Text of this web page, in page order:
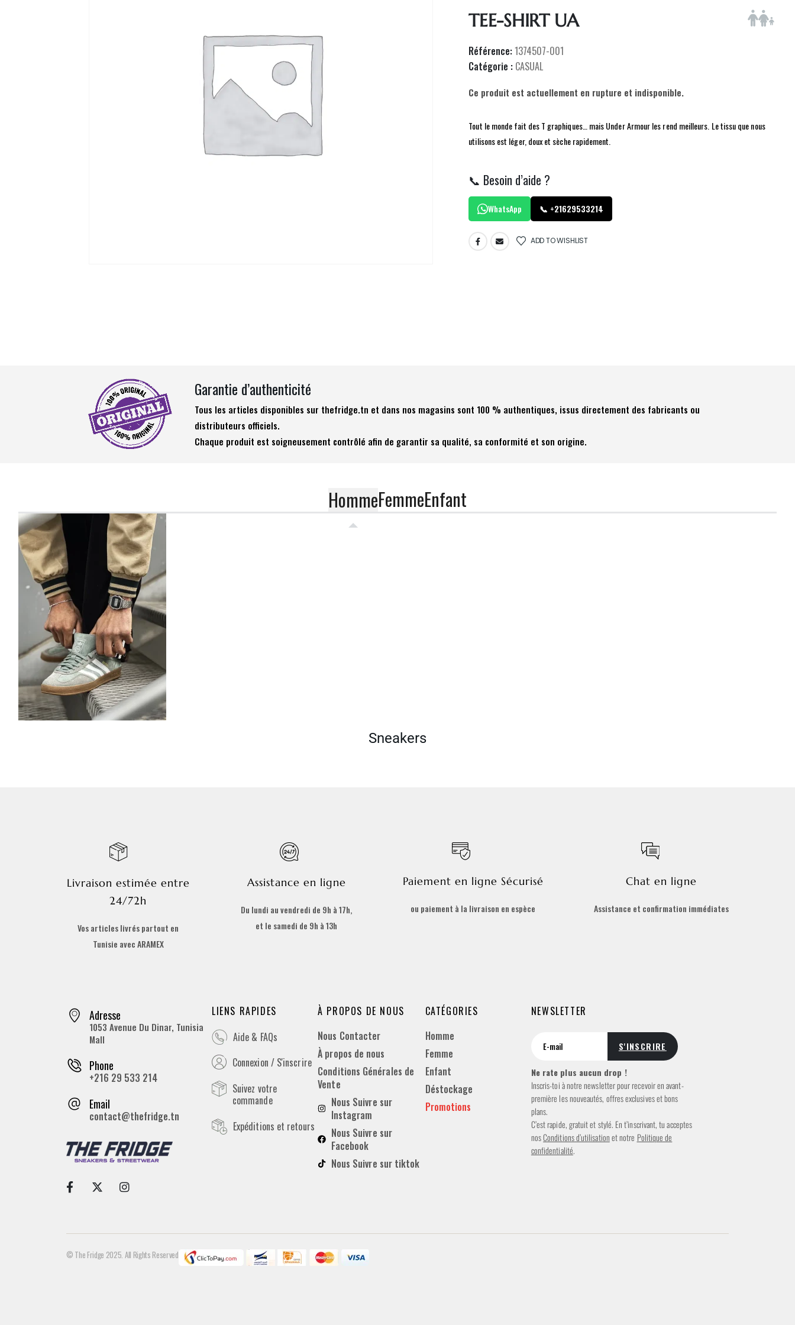
TEE-SHIRT UA
Référence:1374507-001
Catégorie : CASUAL
Ce produit est actuellement en rupture et indisponible.
Tout le monde fait des T graphiques… mais Under Armour les rend meilleurs. Le tissu que nous
utilisons est léger, doux et sèche rapidement.
📞 Besoin d’aide ?
WhatsApp 📞 +21629533214
ADD TO WISHLIST
Garantie d’authenticité
Tous les articles disponibles sur thefridge.tn et dans nos magasins sont 100 % authentiques, issus directement des fabricants ou
distributeurs officiels.
Chaque produit est soigneusement contrôlé afin de garantir sa qualité, sa conformité et son origine.
HommeFemmeEnfant
Sneakers
Livraison estimée entre
24/72h
Vos articles livrés partout en
Tunisie avec ARAMEX
Assistance en ligne
Du lundi au vendredi de 9h à 17h,
et le samedi de 9h à 13h
Paiement en ligne Sécurisé
ou paiement à la livraison en espèce
Chat en ligne
Assistance et confirmation immédiates
Adresse
1053 Avenue Du Dinar, Tunisia
Mall
Phone
+216 29 533 214
Email
contact@thefridge.tn
LIENS RAPIDES
Aide & FAQs
Connexion / S'inscrire
Suivez votre
commande
Expéditions et retours
À PROPOS DE NOUS
Nous Contacter
À propos de nous
Conditions Générales de
Vente
Nous Suivre sur
Instagram
Nous Suivre sur
Facebook
Nous Suivre sur tiktok
CATÉGORIES
Homme
Femme
Enfant
Déstockage
Promotions
NEWSLETTER
Ne rate plus aucun drop !
Inscris-toi à notre newsletter pour recevoir en avant-
première les nouveautés, offres exclusives et bons
plans.
C’est rapide, gratuit et stylé. En t’inscrivant, tu acceptes
nosConditions d’utilisationet notre Politique de
confidentialité.
© The Fridge 2025. All Rights Reserved